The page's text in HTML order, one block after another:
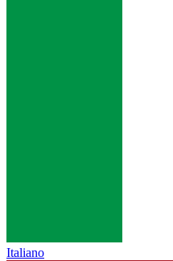
Italiano